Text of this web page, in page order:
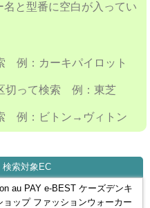
名と型番に空白が入ってい
例：カーキパイロット
切って検索 例：東芝
例：ビトン→ヴィトン
索対象EC
au PAY e-BEST ケーズデンキ
ップ ファッションウォーカー